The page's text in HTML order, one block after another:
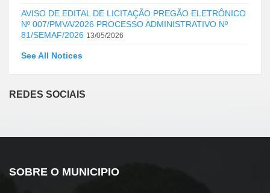
AVISO DE EDITAL DE LICITAÇÃO PREGÃO ELETRÔNICO
Nº 007/PMVA/2026 PROCESSO ADMINISTRATIVO Nº
81/SEMAF/2026 13/05/2026
See All Notices
REDES SOCIAIS
SOBRE O MUNICIPIO